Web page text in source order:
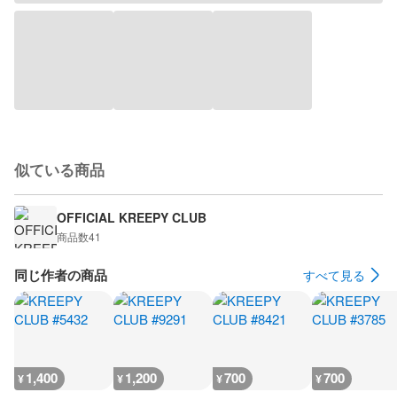
似ている商品
OFFICIAL KREEPY CLUB
商品数41
同じ作者の商品 すべて見る
¥1,400 ¥1,200 ¥700 ¥700